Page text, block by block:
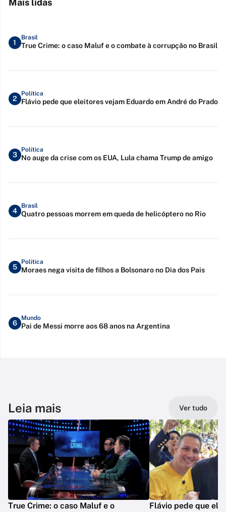
Mais lidas
1
Brasil
True Crime: o caso Maluf e o combate à corrupção no Brasil
2
Política
Flávio pede que eleitores vejam Eduardo em André do Prado
3
Política
No auge da crise com os EUA, Lula chama Trump de amigo
4
Brasil
Quatro pessoas morrem em queda de helicóptero no Rio
5
Política
Moraes nega visita de filhos a Bolsonaro no Dia dos Pais
6
Mundo
Pai de Messi morre aos 68 anos na Argentina
Leia mais Ver tudo
True Crime: o caso Maluf e o
Flávio pede que